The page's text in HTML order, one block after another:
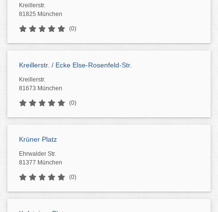
Kreillerstr.
81825 München
(0)
Kreillerstr. / Ecke Else-Rosenfeld-Str.
Kreillerstr.
81673 München
(0)
Krüner Platz
Ehrwalder Str.
81377 München
(0)